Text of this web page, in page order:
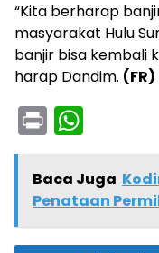
“Kita berharap
masyarakat Hulu
banjir bisa kembali
harap Dandim. (FR)
Pr
in
t a
ts
A
Baca Juga
Penataan